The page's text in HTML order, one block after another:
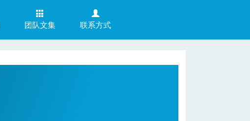
团队文集 联系方式